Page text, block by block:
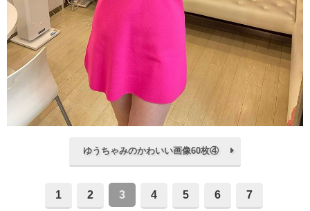
ゆうちゃみのかわいい画像60枚④
1 2 3 4 5 6 7